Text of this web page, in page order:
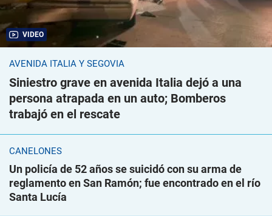
VIDEO
AVENIDA ITALIA Y SEGOVIA
Siniestro grave en avenida Italia dejó a una
persona atrapada en un auto; Bomberos
trabajó en el rescate
CANELONES
Un policía de 52 años se suicidó con su arma de
reglamento en San Ramón; fue encontrado en el río
Santa Lucía